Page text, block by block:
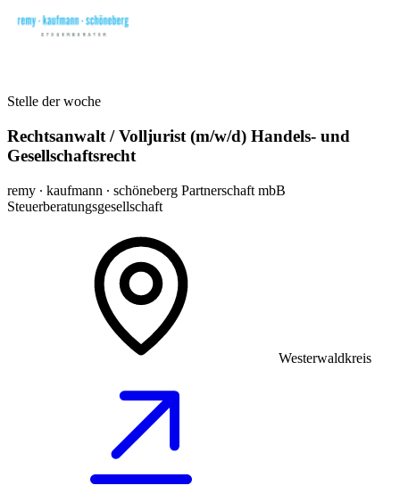
Stelle der woche
Rechtsanwalt / Volljurist (m/w/d) Handels- und
Gesellschaftsrecht
remy ∙ kaufmann ∙ schöneberg Partnerschaft mbB
Steuerberatungsgesellschaft
Westerwaldkreis